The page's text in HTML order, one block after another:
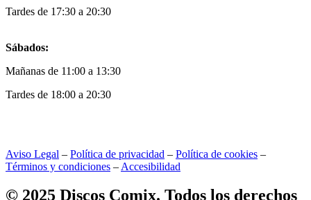
Tardes de 17:30 a 20:30
Sábados:
Mañanas de 11:00 a 13:30
Tardes de 18:00 a 20:30
Aviso Legal – Política de privacidad – Política de cookies –
Términos y condiciones – Accesibilidad
© 2025 Discos Comix. Todos los derechos